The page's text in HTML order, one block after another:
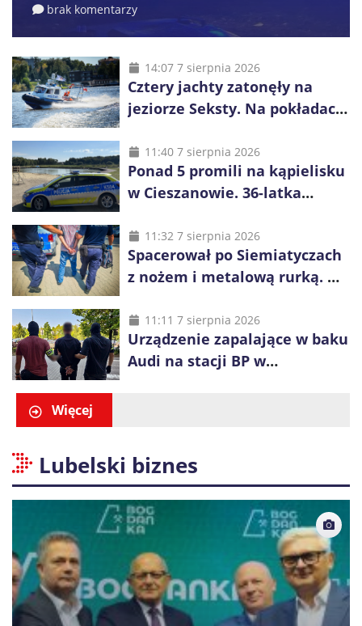
brak komentarzy
14:07 7 sierpnia 2026
Cztery jachty zatonęły na
jeziorze Seksty. Na pokładach
małoletnich
11:40 7 sierpnia 2026
Ponad 5 promili na kąpielisku
w Cieszanowie. 36-latka
z wody
11:32 7 sierpnia 2026
Spacerował po Siemiatyczach
z nożem i metalową rurką. W
alkohol i perfumy
11:11 7 sierpnia 2026
Urządzenie zapalające w baku
Audi na stacji BP w
Więcej
Lubelski biznes